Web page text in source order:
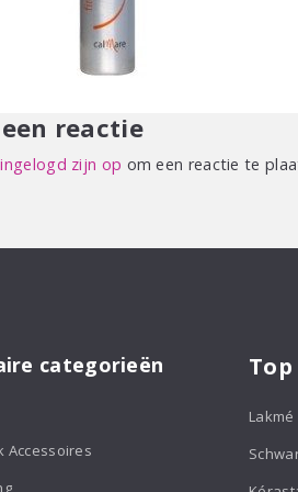
reactie
ingelogd zijn op om een reactie te
categorieën
Accessoires
Lakmé